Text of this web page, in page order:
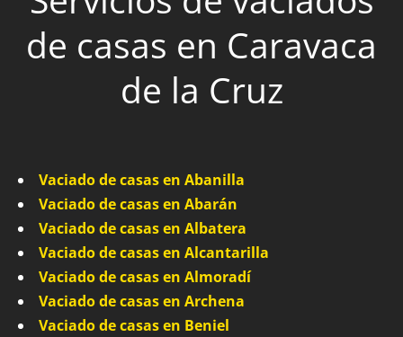
de casas en Caravaca
de la Cruz
Vaciado de casas en Abanilla
Vaciado de casas en Abarán
Vaciado de casas en Albatera
Vaciado de casas en Alcantarilla
Vaciado de casas en Almoradí
Vaciado de casas en Archena
Vaciado de casas en Beniel